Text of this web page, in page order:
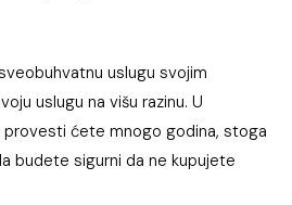
uslugu svojim
uslugu na višu razinu. U
provesti ćete mnogo godina, stoga
budete sigurni da ne kupujete